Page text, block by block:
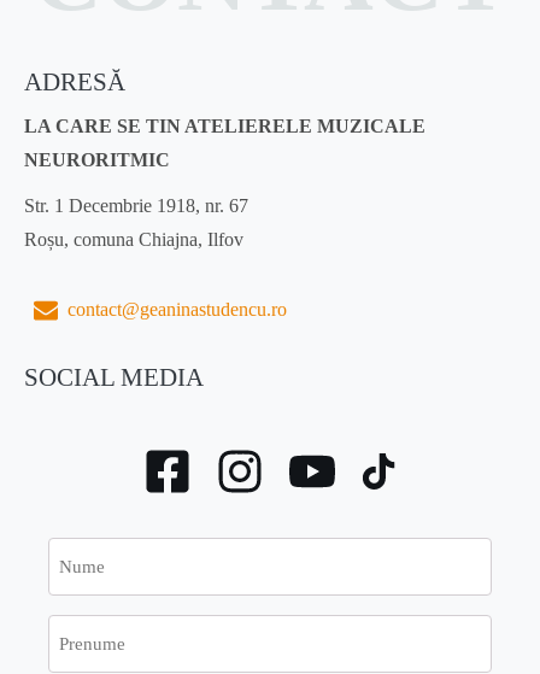
ADRESĂ
LA CARE SE TIN ATELIERELE MUZICALE
NEURORITMIC
Str. 1 Decembrie 1918, nr. 67
Roșu, comuna Chiajna, Ilfov
contact@geaninastudencu.ro
SOCIAL MEDIA